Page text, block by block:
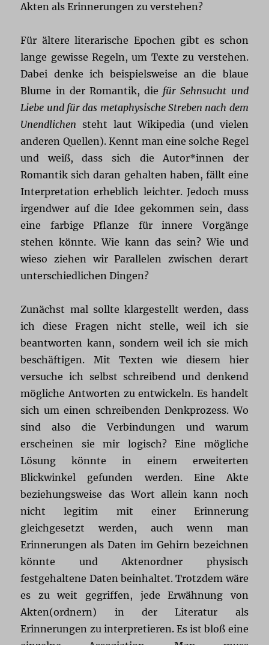
Akten als Erinnerungen zu verstehen?
Für ältere literarische Epochen gibt es schon
lange gewisse Regeln, um Texte zu verstehen.
Dabei denke ich beispielsweise an die blaue
Blume in der Romantik, die für Sehnsucht und
Liebe und für das metaphysische Streben nach dem
Unendlichen steht laut Wikipedia (und vielen
anderen Quellen). Kennt man eine solche Regel
und weiß, dass sich die Autor*innen der
Romantik sich daran gehalten haben, fällt eine
Interpretation erheblich leichter. Jedoch muss
irgendwer auf die Idee gekommen sein, dass
eine farbige Pflanze für innere Vorgänge
stehen könnte. Wie kann das sein? Wie und
wieso ziehen wir Parallelen zwischen derart
unterschiedlichen Dingen?
Zunächst mal sollte klargestellt werden, dass
ich diese Fragen nicht stelle, weil ich sie
beantworten kann, sondern weil ich sie mich
beschäftigen. Mit Texten wie diesem hier
versuche ich selbst schreibend und denkend
mögliche Antworten zu entwickeln. Es handelt
sich um einen schreibenden Denkprozess. Wo
sind also die Verbindungen und warum
erscheinen sie mir logisch? Eine mögliche
Lösung könnte in einem erweiterten
Blickwinkel gefunden werden. Eine Akte
beziehungsweise das Wort allein kann noch
nicht legitim mit einer Erinnerung
gleichgesetzt werden, auch wenn man
Erinnerungen als Daten im Gehirn bezeichnen
könnte und Aktenordner physisch
festgehaltene Daten beinhaltet. Trotzdem wäre
es zu weit gegriffen, jede Erwähnung von
Akten(ordnern) in der Literatur als
Erinnerungen zu interpretieren. Es ist bloß eine